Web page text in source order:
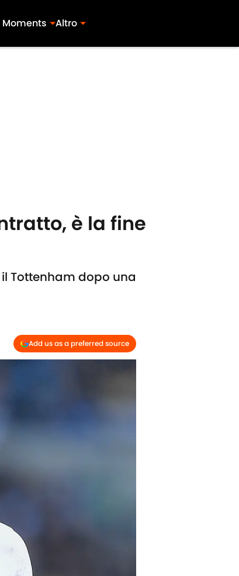
Moments Altro
è la fine
Tottenham dopo una
Add us as a preferred source